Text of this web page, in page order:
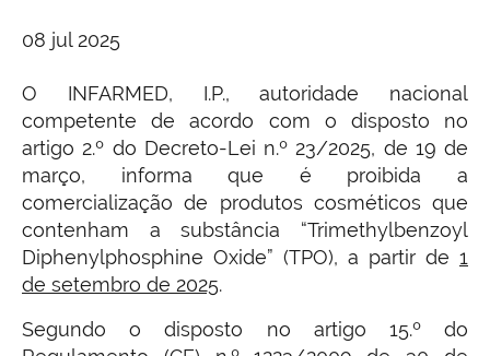
08 jul 2025
O INFARMED, I.P., autoridade nacional
competente de acordo com o disposto no
artigo 2.º do Decreto-Lei n.º 23/2025, de 19 de
março, informa que é proibida a
comercialização de produtos cosméticos que
contenham a substância “Trimethylbenzoyl
Diphenylphosphine Oxide” (TPO), a partir de 1
de setembro de 2025.
Segundo o disposto no artigo 15.º do